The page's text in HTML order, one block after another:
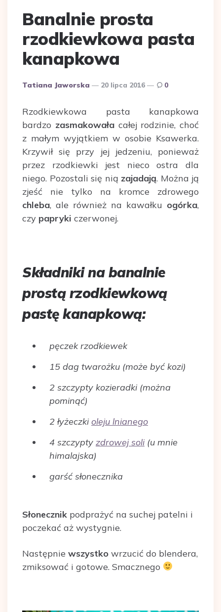
Banalnie prosta
rzodkiewkowa pasta
kanapkowa
Dodane
Tatiana Jaworska 20 lipca 2016 0
Rzodkiewkowa pasta kanapkowa
bardzo zasmakowałacałej rodzinie, choć
z małym wyjątkiem w osobie Ksawerka.
Krzywił się przy jej jedzeniu, ponieważ
przez rzodkiewki jest nieco ostra dla
niego. Pozostali się nią zajadają. Można ją
zjeść nie tylko na kromce zdrowego
chleba, ale również na kawałku ogórka,
czy papryki czerwonej.
Składniki na banalnie
prostą rzodkiewkową
pastę kanapkową:
pęczek rzodkiewek
15 dag twarożku (może być kozi)
2 szczypty kozieradki (można
pominąć)
2 łyżeczkioleju lnianego
4 szczypty zdrowej soli(u mnie
himalajska)
garść słonecznika
Słonecznik podprażyć na suchej patelni i
poczekać aż wystygnie.
Następnie wszystko wrzucić do blendera,
zmiksować i gotowe. Smacznego